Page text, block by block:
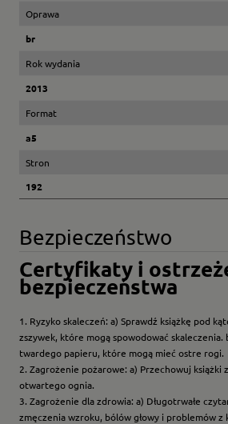
Oprawa
br
Rok wydania
2013
Format
a5
Stron
192
Bezpieczeństwo
Certyfikaty i
bezpieczeństwa
1. Ryzyko skaleczeń: a) Sprawdź książkę pod
zszywek, które mogą spowodować skaleczenia.
twardego papieru, które mogą mieć ostre rogi.
2. Zagrożenie pożarowe: a) Przechowuj książki
otwartego ognia.
3. Zagrożenie dla zdrowia: a) Długotrwałe
zmęczenia wzroku, bólów głowy i problemów z